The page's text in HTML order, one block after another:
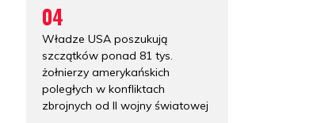
04
Władze USA poszukują
szczątków ponad 81 tys.
żołnierzy amerykańskich
poległych w konfliktach
zbrojnych od II wojny światowej